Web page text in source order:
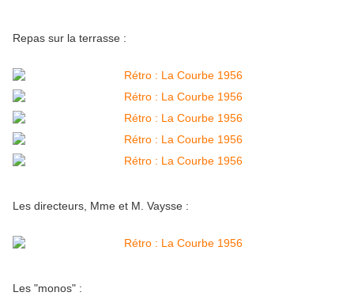
Repas sur la terrasse :
Les directeurs, Mme et M. Vaysse :
Les "monos" :